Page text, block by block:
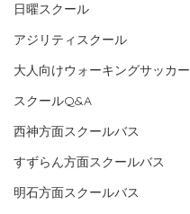
日曜スクール
アジリティスクール
大人向けウォーキングサッカー
スクールQ&A
西神方面スクールバス
すずらん方面スクールバス
明石方面スクールバス